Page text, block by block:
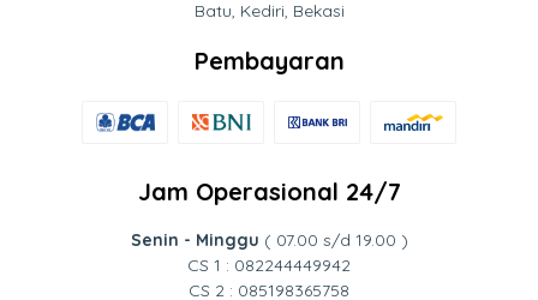
Batu, Kediri, Bekasi
Pembayaran
Jam Operasional 24/7
Senin - Minggu ( 07.00 s/d 19.00 )
CS 1 : 082244449942
CS 2 : 085198365758